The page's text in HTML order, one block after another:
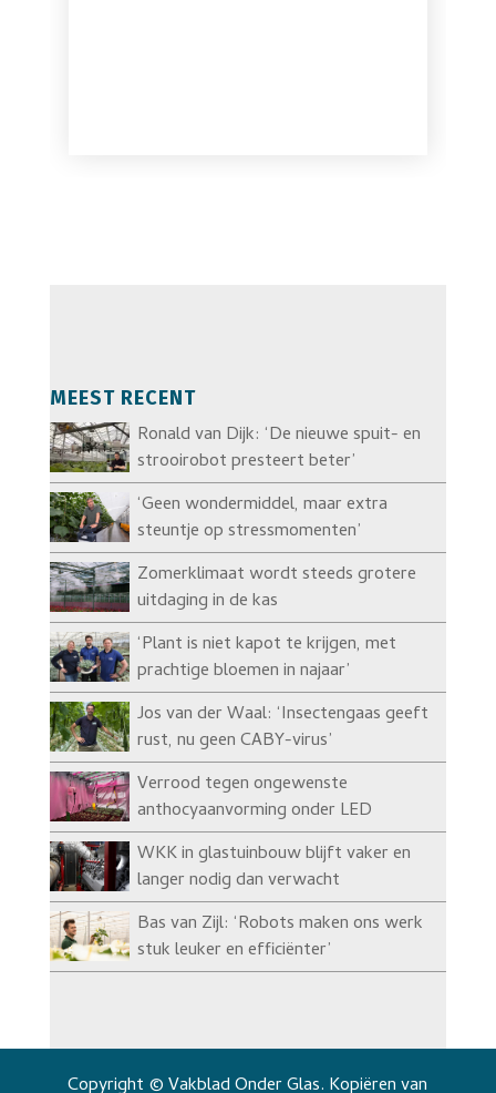
MEEST RECENT
Ronald van Dijk: ‘De nieuwe spuit- en
strooirobot presteert beter’
‘Geen wondermiddel, maar extra
steuntje op stressmomenten’
Zomerklimaat wordt steeds grotere
uitdaging in de kas
‘Plant is niet kapot te krijgen, met
prachtige bloemen in najaar’
Jos van der Waal: ‘Insectengaas geeft
rust, nu geen CABY-virus’
Verrood tegen ongewenste
anthocyaanvorming onder LED
WKK in glastuinbouw blijft vaker en
langer nodig dan verwacht
Bas van Zijl: ‘Robots maken ons werk
stuk leuker en efficiënter’
Copyright © Vakblad Onder Glas. Kopiëren van